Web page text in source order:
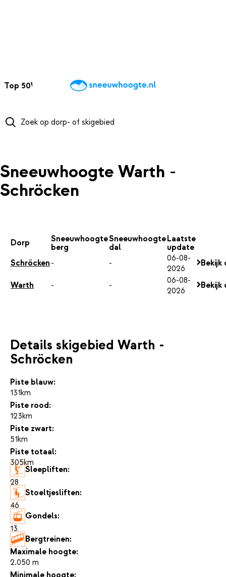
Top 50Webcams WintersportweerKaarten
Sneeuwhoogte Warth -
Schröcken
Dorp
Sneeuwhoogte
berg
Sneeuwhoogte
dal
Laatste
update
Schröcken - -
06-08-
2026
Bekijk
Warth - -
06-08-
2026
Bekijk
Details skigebied Warth -
Schröcken
Piste blauw:
131km
Piste rood:
123km
Piste zwart:
51km
Piste totaal:
305km
Sleepliften:
28
Stoeltjesliften:
46
Gondels:
13
Bergtreinen:
-
Maximale hoogte:
2.050 m